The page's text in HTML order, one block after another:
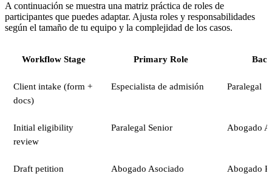
A continuación se muestra una matriz práctica de roles de
participantes que puedes adaptar. Ajusta roles y responsabilidades
según el tamaño de tu equipo y la complejidad de los casos.
Workflow Stage Primary Role
Client intake (form +
docs)
Especialista de admisión Paralegal
Initial eligibility
review
Paralegal Senior Abogado
Draft petition Abogado Asociado Abogado